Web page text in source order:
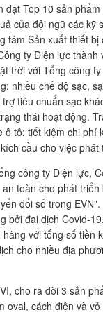
Top 10 sản
của đội ngũ các kỹ
tâm Sản xuất thiết
ty Điện lực
trời với Tổng công
nhiều chế độ sạc,
tiêu chuẩn sạc
thái hoạt động.
tô; tiết kiệm chi phí
cầu cho việc
công ty Điện lực,
toàn cho phát
đổi số trong
bởi đại dịch Covid-
với tổng số tiền
cho nhiều địa
cho ra đời 3 sản
oval, cách điện và